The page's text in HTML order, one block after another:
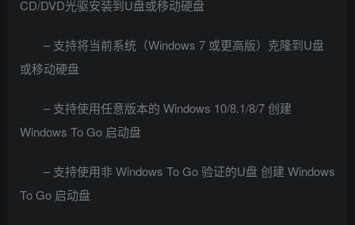
CD/DVD光驱安装到U盘或移动硬盘
– 支持将当前系统（Windows 7 或更高版）克隆到U盘
或移动硬盘
– 支持使用任意版本的 Windows 10/8.1/8/7 创建
Windows To Go 启动盘
– 支持使用非 Windows To Go 验证的U盘 创建 Windows
To Go 启动盘